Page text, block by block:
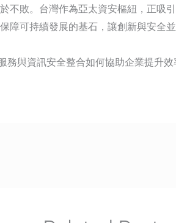
不敗。台灣作為亞太資安樞紐，正吸
障可持續發展的基石，讓創新與安全並
與資訊安全整合如何協助企業提升效